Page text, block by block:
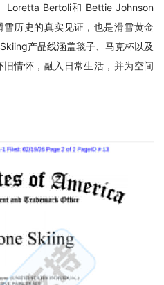
Loretta Bertoli和 Bettie Johnson
历史的真实见证，也是滑雪黄金
产品线涵盖毯子、马克杯以及
情怀，融入日常生活，并为空间